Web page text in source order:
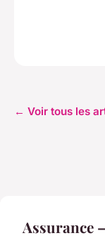
← Voir tous les
Assurance